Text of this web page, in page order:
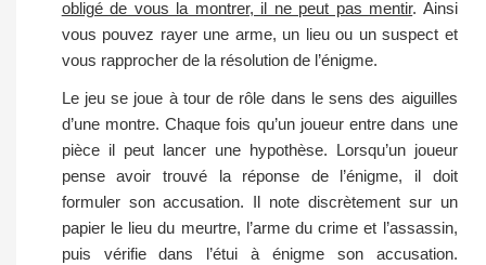
obligé de vous la montrer, il ne peut pas mentir. Ainsi
vous pouvez rayer une arme, un lieu ou un suspect et
vous rapprocher de la résolution de l’énigme.
Le jeu se joue à tour de rôle dans le sens des aiguilles
d’une montre. Chaque fois qu’un joueur entre dans une
pièce il peut lancer une hypothèse. Lorsqu’un joueur
pense avoir trouvé la réponse de l’énigme, il doit
formuler son accusation. Il note discrètement sur un
papier le lieu du meurtre, l’arme du crime et l’assassin,
puis vérifie dans l’étui à énigme son accusation.